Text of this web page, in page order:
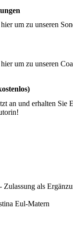
um zu unseren
um zu unseren
an und erhalten Sie
Zulassung als
Eul-Matern